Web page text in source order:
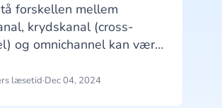
forskellen mellem
krydskanal (cross-
og omnichannel kan være
kommunikationsstrategi,
læsetid·Dec 04, 2024